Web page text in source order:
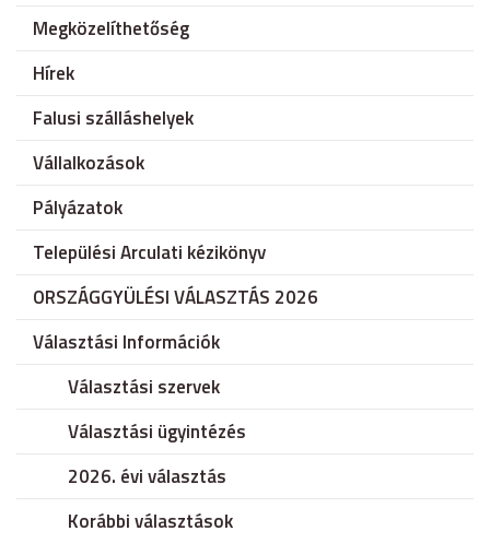
Megközelíthetőség
Hírek
Falusi szálláshelyek
Vállalkozások
Pályázatok
Települési Arculati kézikönyv
ORSZÁGGYÜLÉSI VÁLASZTÁS 2026
Választási Információk
Választási szervek
Választási ügyintézés
2026. évi választás
Korábbi választások